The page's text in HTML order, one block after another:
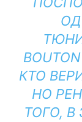
КТО
НО
ТОГО,